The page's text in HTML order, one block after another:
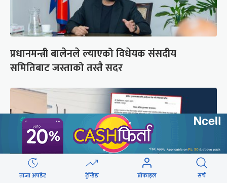
प्रधानमन्त्री बालेनले ल्याएको विधेयक संसदीय
समितिबाट जस्ताको तस्तै सदर
ताजा अपडेट ट्रेन्डिङ प्रोफाइल सर्च